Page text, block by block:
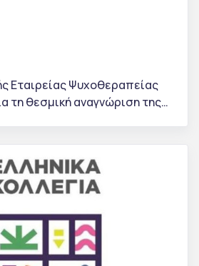
Εταιρείας Ψυχοθεραπείας
τη θεσμική αναγνώριση της